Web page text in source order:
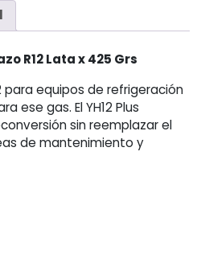
R12 Lata x 425 Grs
equipos de refrigeración
ese gas. El YH12 Plus
sin reemplazar el
de mantenimiento y